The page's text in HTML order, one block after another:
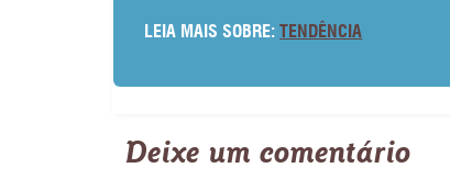
LEIA MAIS SOBRE:TENDÊNCIA
Deixe um comentário